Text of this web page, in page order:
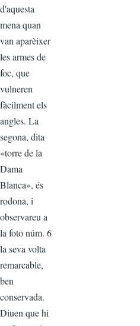
d'aquesta
mena quan
van aparèixer
les armes de
foc, que
vulneren
fàcilment els
angles. La
segona, dita
«torre de la
Dama
Blanca», és
rodona, i
observareu a
la foto núm. 6
la seva volta
remarcable,
ben
conservada.
Diuen que hi